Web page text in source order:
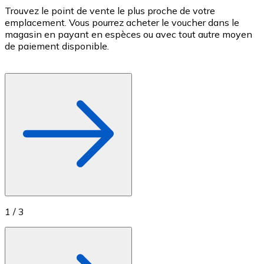
Achetez des cartes-cadeaux de vos marques
Aller à la boutique de cartes-cadeaux
Trouvez le point de vente le plus proche de votre
emplacement. Vous pourrez acheter le voucher dans le
magasin en payant en espèces ou avec tout autre moyen
de paiement disponible.
1 / 3